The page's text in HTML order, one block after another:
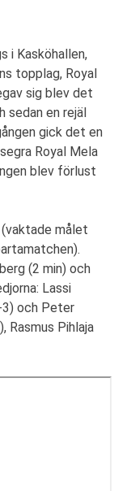
i Kasköhallen,
topplag, Royal
sig blev det
sedan en rejäl
gick det en
Royal Mela
blev förlust
målet
(2 min) och
Lassi
och Peter
Rasmus Pihlaja